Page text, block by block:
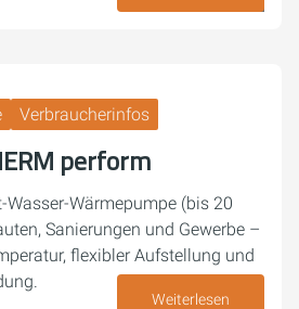
Verbraucherinfos
perform
Wärmepumpe (bis 20
Sanierungen und Gewerbe –
flexibler Aufstellung und
Weiterlesen